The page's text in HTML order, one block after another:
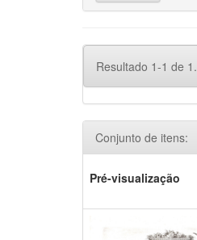
Resultado 1-1 de 1.
Conjunto de itens:
Pré-visualização